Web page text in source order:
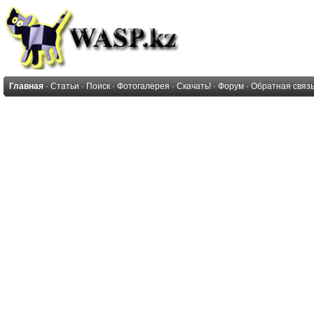
Главная · Статьи · Поиск · Фотогалерея · Скачать! · Форум · Обратная связь